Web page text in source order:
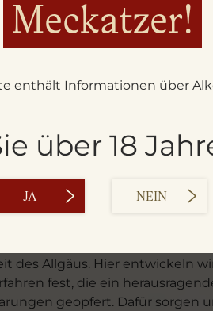
Meckatzer!
enthält Informationen über
über 18
JA NEIN
wir auch weiterhin als
können. Deshalb
Produktionszeiten,
Wir kämpfen gegen die
Allgäus. Hier entwickeln
fest, die ein
geopfert. Dafür sorgen